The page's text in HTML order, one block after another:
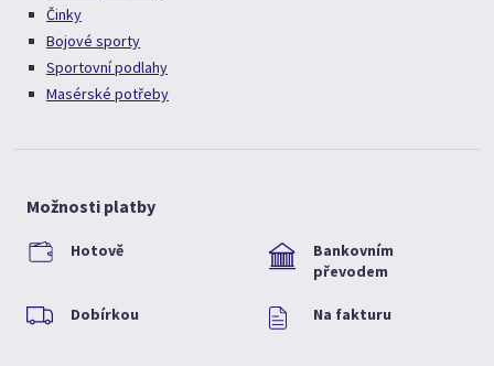
Činky
Bojové sporty
Sportovní podlahy
Masérské potřeby
Možnosti platby
Hotově
Bankovním
převodem
Dobírkou Na fakturu